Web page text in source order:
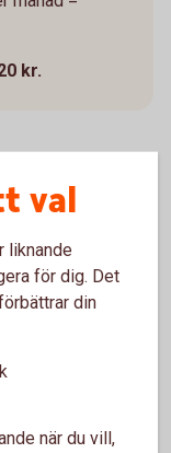
kr.
säga
man inte gå
”orkar inte”,
i din nya rutin
10 800
val
liknande
för dig. Det
din
när du vill,